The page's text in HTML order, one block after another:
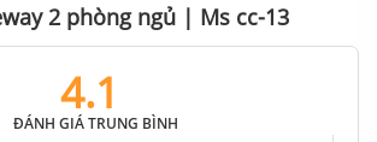
2 phòng ngủ | Ms cc-13
4.1
ĐÁNH GIÁ TRUNG BÌNH